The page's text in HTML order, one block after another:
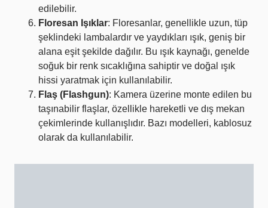
edilebilir.
Floresan Işıklar: Floresanlar, genellikle uzun, tüp
şeklindeki lambalardır ve yaydıkları ışık, geniş bir
alana eşit şekilde dağılır. Bu ışık kaynağı, genelde
soğuk bir renk sıcaklığına sahiptir ve doğal ışık
hissi yaratmak için kullanılabilir.
Flaş (Flashgun): Kamera üzerine monte edilen bu
taşınabilir flaşlar, özellikle hareketli ve dış mekan
çekimlerinde kullanışlıdır. Bazı modelleri, kablosuz
olarak da kullanılabilir.